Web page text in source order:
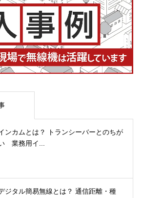
ンカムとは？ トランシーバーとのちが
業務用イ...
ジタル簡易無線とは？ 通信距離・種